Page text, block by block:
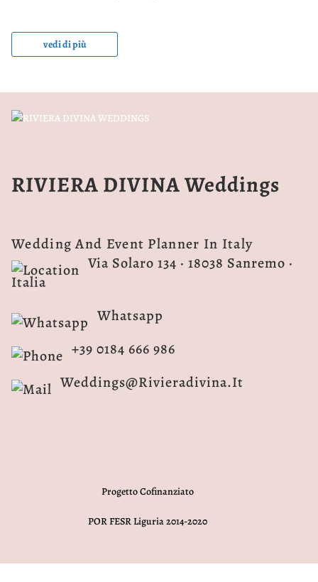
vedi di più
RIVIERA DIVINA Weddings
Wedding And Event Planner In Italy
Via Solaro 134 · 18038 Sanremo ·
Italia
Whatsapp
+39 0184 666 986
Weddings@rivieradivina.it
Progetto Cofinanziato
POR FESR Liguria 2014-2020